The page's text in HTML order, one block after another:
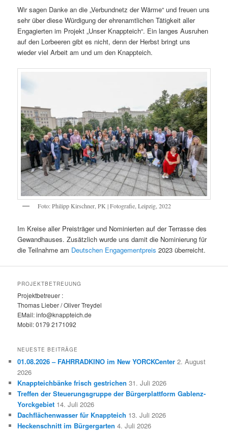
Wir sagen Danke an die „Verbundnetz der Wärme“ und freuen uns
sehr über diese Würdigung der ehrenamtlichen Tätigkeit aller
Engagierten im Projekt „Unser Knappteich“. Ein langes Ausruhen
auf den Lorbeeren gibt es nicht, denn der Herbst bringt uns
wieder viel Arbeit am und um den Knappteich.
Foto: Philipp Kirschner, PK | Fotografie, Leipzig, 2022
Im Kreise aller Preisträger und Nominierten auf der Terrasse des
Gewandhauses. Zusätzlich wurde uns damit die Nominierung für
die Teilnahme am Deutschen Engagementpreis 2023 überreicht.
PROJEKTBETREUUNG
Projektbetreuer :
Thomas Lieber / Oliver Treydel
EMail: info@knappteich.de
Mobil: 0179 2171092
NEUESTE BEITRÄGE
01.08.2026 – FAHRRADKINO im New YORCKCenter 2. August
2026
Knappteichbänke frisch gestrichen 31. Juli 2026
Treffen der Steuerungsgruppe der Bürgerplattform Gablenz-
Yorckgebiet 14. Juli 2026
Dachflächenwasser für Knappteich 13. Juli 2026
Heckenschnitt im Bürgergarten 4. Juli 2026